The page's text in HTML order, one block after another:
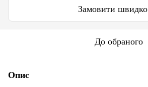
Замовити швидко
До обраного
Опис